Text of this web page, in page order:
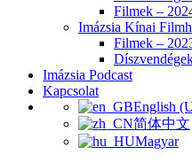
Filmek –
Imázsia Kínai
Filmek –
Imázsia Podcast
Kapcsolat
English
简体中文
Magyar